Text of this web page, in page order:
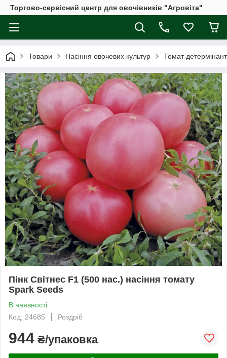
Торгово-сервісний центр для овочівників "Агровіта"
Товари Насіння овочевих культур Томат
Пінк Світнес F1 (500 нас.) насіння томату
Spark Seeds
В наявності
Код: 24685
Роздріб
944 ₴/упаковка